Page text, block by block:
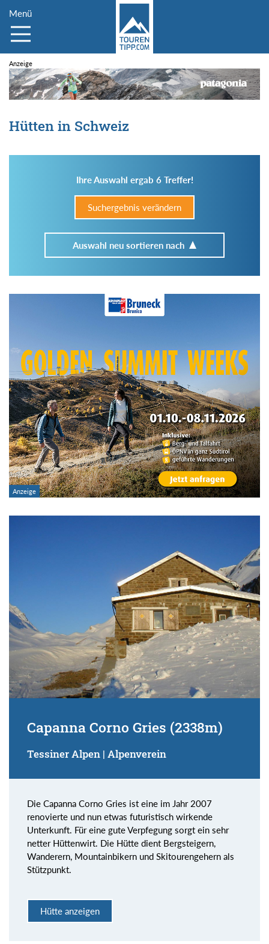
Menü
Hütten in Schweiz
Ihre Auswahl ergab 6 Treffer!
Suchergebnis verändern
Auswahl neu sortieren nach
Im Hüttenarchiv suchen
Region:
Gebirge:
Hütten-Typ:
Capanna Corno Gries (2338m)
Tessiner Alpen | Alpenverein
Die Capanna Corno Gries ist eine im Jahr 2007
renovierte und nun etwas futuristisch wirkende
Unterkunft. Für eine gute Verpfegung sorgt ein sehr
netter Hüttenwirt. Die Hütte dient Bergsteigern,
Wanderern, Mountainbikern und Skitourengehern als
Stützpunkt.
Hütte anzeigen